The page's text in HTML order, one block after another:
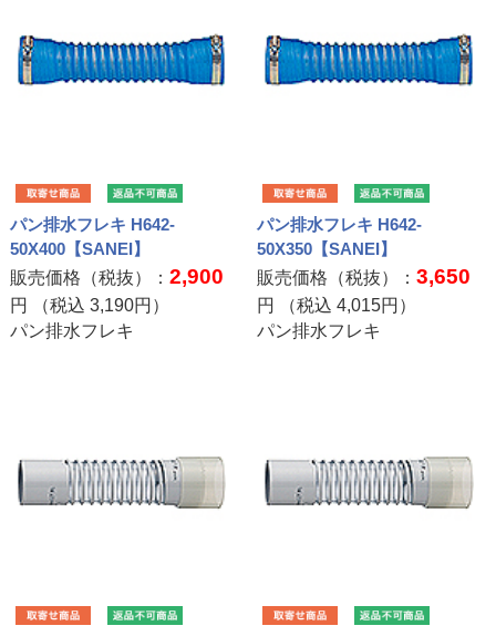
パン排水フレキ H642-
50X400【SANEI】
販売価格（税抜）： 2,900
円 （税込 3,190円）
パン排水フレキ
パン排水フレキ H642-
50X350【SANEI】
販売価格（税抜）：3,650
円 （税込4,015円）
パン排水フレキ